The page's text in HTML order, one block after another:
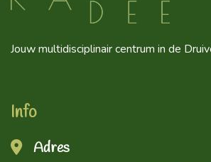
Jouw multidisciplinair centrum in de
Info
Adres